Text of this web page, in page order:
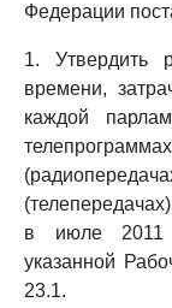
Федерации
1. Утвердить
времени,
каждой
в июле 2011
указанной
23.1.